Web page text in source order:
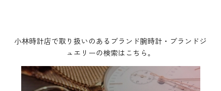
小林時計店で取り扱いのあるブランド腕時計・ブランドジ
ュエリーの検索はこちら。